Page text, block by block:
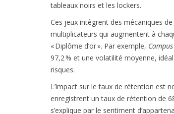
tableaux noirs et les lockers.
Ces jeux intègrent des mécaniques
multiplicateurs qui augmentent à
« Diplôme d’or ». Par exemple,
97,2 % et une volatilité moyenne,
risques.
L’impact sur le taux de rétention est
enregistrent un taux de rétention de
s’explique par le sentiment